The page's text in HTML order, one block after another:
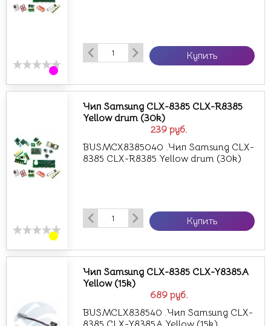
Купить
239 руб.
Чип Samsung CLX-8385 CLX-R8385
Yellow drum (30k)
BUSMCX8385040 .Чип Samsung CLX-
8385 CLX-R8385 Yellow drum (30k)
Купить
689 руб.
Чип Samsung CLX-8385 CLX-Y8385A
Yellow (15k)
BUSMCLX838540 .Чип Samsung CLX-